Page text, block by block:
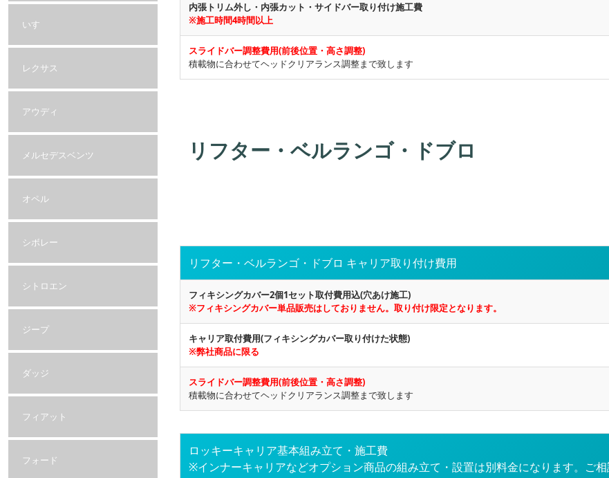
いすゞ
レクサス
アウディ
メルセデスベンツ
オペル
シボレー
シトロエン
ジープ
ダッジ
フィアット
フォード
内張トリム外し・内張カット・サイドバー取り付け施工費
※施工時間4時間以上
スライドバー調整費用(前後位置・高さ調整)
積載物に合わせてヘッドクリアランス調整まで致します
リフター・ベルランゴ・ドブロ
リフター・ベルランゴ・ドブロ キャリア取り付け費用
フィキシングカバー2個1セット取付費用込(穴あけ施工)
※フィキシングカバー単品販売はしておりません。取り付け限定となります。
キャリア取付費用(フィキシングカバー取り付けた状態)
※弊社商品に限る
スライドバー調整費用(前後位置・高さ調整)
積載物に合わせてヘッドクリアランス調整まで致します
ロッキーキャリア基本組み立て・施工費
※インナーキャリアなどオプション商品の組み立て・設置は別料金になります。ご相